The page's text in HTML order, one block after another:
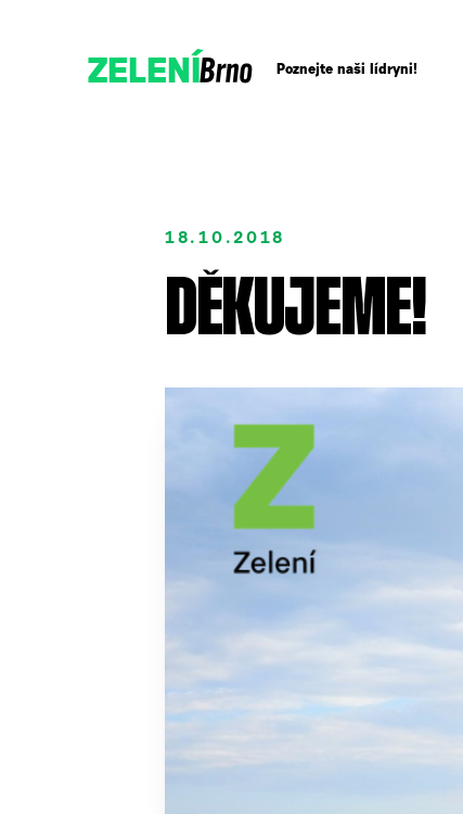
ZELENÍBrno Poznejte naši lídryni!
Podpořte nás darem
18.10.2018
DĚKUJEME!